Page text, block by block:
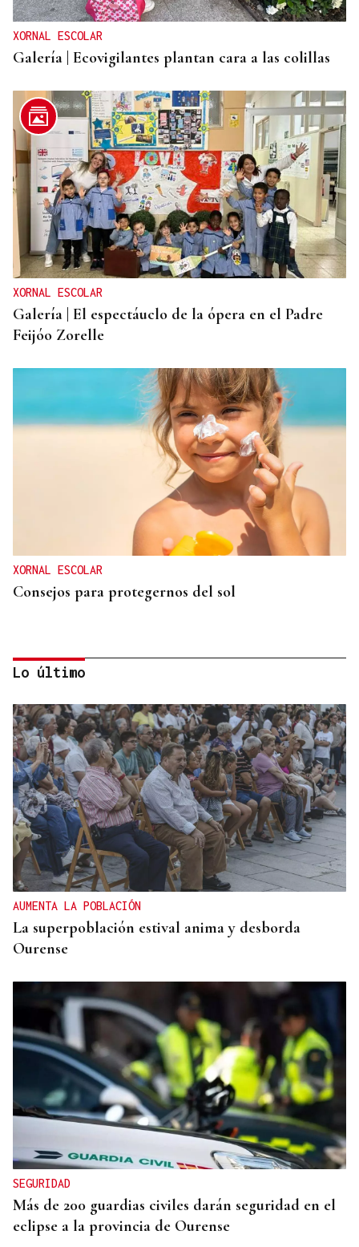
XORNAL ESCOLAR
Galería | Ecovigilantes plantan cara a las colillas
XORNAL ESCOLAR
Galería | El espectáuclo de la ópera en el Padre
Feijóo Zorelle
XORNAL ESCOLAR
Consejos para protegernos del sol
No es un adiós, es un hasta siempre, querida Marila
Lo último
AUMENTA LA POBLACIÓN
La superpoblación estival anima y desborda
Ourense
SEGURIDAD
Más de 200 guardias civiles darán seguridad en el
eclipse a la provincia de Ourense